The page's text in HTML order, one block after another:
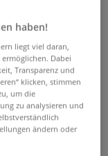
haben!
liegt viel daran,
Dabei
Transparenz und
klicken, stimmen
um die
zu analysieren und
ändern oder